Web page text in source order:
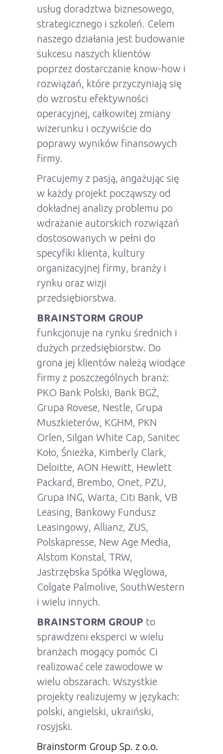
usług doradztwa biznesowego,
strategicznego i szkoleń. Celem
naszego działania jest budowanie
sukcesu naszych klientów
poprzez dostarczanie know-how i
rozwiązań, które przyczyniają się
do wzrostu efektywności
operacyjnej, całkowitej zmiany
wizerunku i oczywiście do
poprawy wyników finansowych
firmy.
Pracujemy z pasją, angażując się
w każdy projekt począwszy od
dokładnej analizy problemu po
wdrażanie autorskich rozwiązań
dostosowanych w pełni do
specyfiki klienta, kultury
organizacyjnej firmy, branży i
rynku oraz wizji
przedsiębiorstwa.
BRAINSTORM GROUP
funkcjonuje na rynku średnich i
dużych przedsiębiorstw. Do
grona jej klientów należą wiodące
firmy z poszczególnych branż:
PKO Bank Polski, Bank BGŻ,
Grupa Rovese, Nestle, Grupa
Muszkieterów, KGHM, PKN
Orlen, Silgan White Cap, Sanitec
Koło, Śnieżka, Kimberly Clark,
Deloitte, AON Hewitt, Hewlett
Packard, Brembo, Onet, PZU,
Grupa ING, Warta, Citi Bank, VB
Leasing, Bankowy Fundusz
Leasingowy, Allianz, ZUS,
Polskapresse, New Age Media,
Alstom Konstal, TRW,
Jastrzębska Spółka Węglowa,
Colgate Palmolive, SouthWestern
i wielu innych.
BRAINSTORM GROUP to
sprawdzeni eksperci w wielu
branżach mogący pomóc Ci
realizować cele zawodowe w
wielu obszarach. Wszystkie
projekty realizujemy w językach:
polski, angielski, ukraiński,
rosyjski.
Brainstorm Group Sp. z o.o.